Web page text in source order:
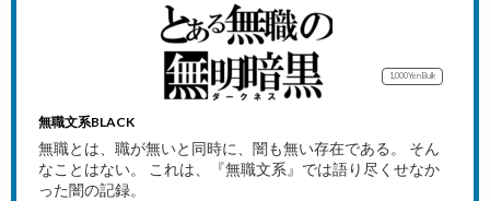
1,000YenBulk
無職文系BLACK
無職とは、職が無いと同時に、闇も無い存在である。 そん
なことはない。 これは、『無職文系』では語り尽くせなか
った闇の記録。